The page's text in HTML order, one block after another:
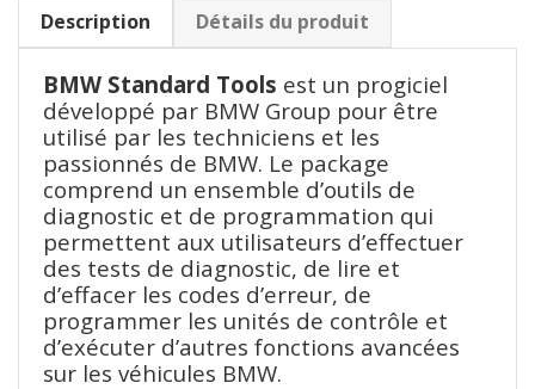
Description Détails du produit
BMW Standard Tools est un progiciel
développé par BMW Group pour être
utilisé par les techniciens et les
passionnés de BMW. Le package
comprend un ensemble d’outils de
diagnostic et de programmation qui
permettent aux utilisateurs d’effectuer
des tests de diagnostic, de lire et
d’effacer les codes d’erreur, de
programmer les unités de contrôle et
d’exécuter d’autres fonctions avancées
sur les véhicules BMW.